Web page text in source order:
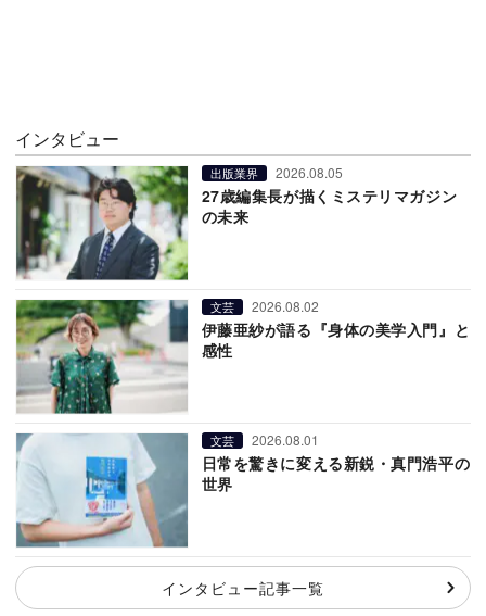
インタビュー
出版業界 2026.08.05
27歳編集長が描くミステリマガジン
の未来
文芸 2026.08.02
伊藤亜紗が語る『身体の美学入門』と
感性
文芸 2026.08.01
日常を驚きに変える新鋭・真門浩平の
世界
インタビュー記事一覧